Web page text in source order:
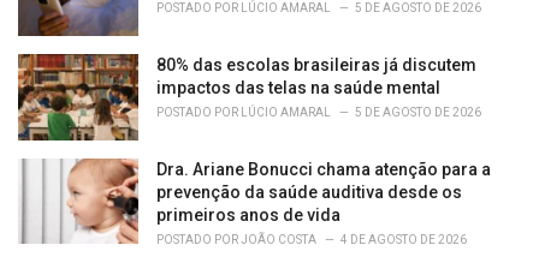
POSTADO POR LÚCIO AMARAL 5 DE AGOSTO DE 2026
80% das escolas brasileiras já discutem
impactos das telas na saúde mental
POSTADO POR LÚCIO AMARAL 5 DE AGOSTO DE 2026
Dra. Ariane Bonucci chama atenção para a
prevenção da saúde auditiva desde os
primeiros anos de vida
POSTADO PORJOÃO COSTA 4 DE AGOSTO DE 2026